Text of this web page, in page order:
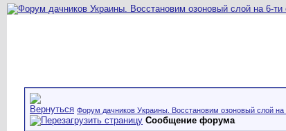
Форум дачников Украины. Восстановим озоновый слой на
Сообщение форума